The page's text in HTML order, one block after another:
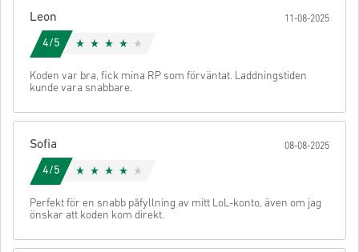
Leon 11-08-2025
4/5
Koden var bra, fick mina RP som förväntat. Laddningstiden
kunde vara snabbare.
Sofia 08-08-2025
4/5
Perfekt för en snabb påfyllning av mitt LoL-konto, även om jag
önskar att koden kom direkt.